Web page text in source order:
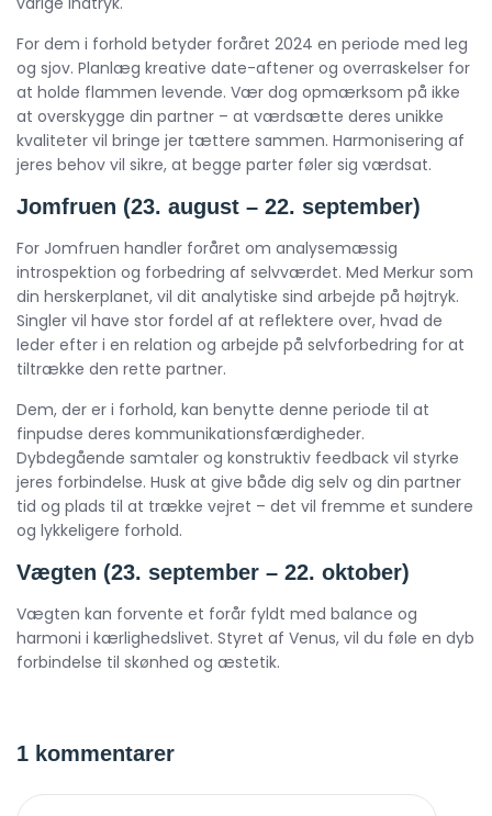
For dem i forhold betyder foråret 2024 en periode med leg
og sjov. Planlæg kreative date-aftener og overraskelser for
at holde flammen levende. Vær dog opmærksom på ikke
at overskygge din partner – at værdsætte deres unikke
kvaliteter vil bringe jer tættere sammen. Harmonisering af
jeres behov vil sikre, at begge parter føler sig værdsat.
Jomfruen (23. august – 22. september)
For Jomfruen handler foråret om analysemæssig
introspektion og forbedring af selvværdet. Med Merkur som
din herskerplanet, vil dit analytiske sind arbejde på højtryk.
Singler vil have stor fordel af at reflektere over, hvad de
leder efter i en relation og arbejde på selvforbedring for at
tiltrække den rette partner.
Dem, der er i forhold, kan benytte denne periode til at
finpudse deres kommunikationsfærdigheder.
Dybdegående samtaler og konstruktiv feedback vil styrke
jeres forbindelse. Husk at give både dig selv og din partner
tid og plads til at trække vejret – det vil fremme et sundere
og lykkeligere forhold.
Vægten (23. september – 22. oktober)
Vægten kan forvente et forår fyldt med balance og
harmoni i kærlighedslivet. Styret af Venus, vil du føle en dyb
forbindelse til skønhed og æstetik.
1 kommentarer